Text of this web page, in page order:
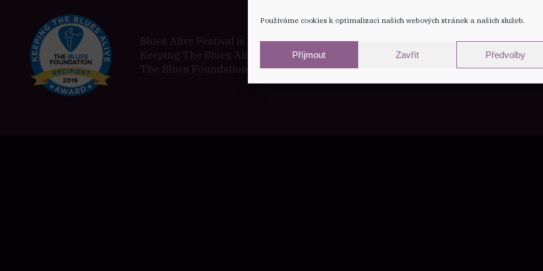
Používáme cookies k optimalizaci našich webových stránek a našich služeb.
Příjmout Zavřít Předvolby
Blues Alive Festival is a proud recipient of the
Keeping The Blues Alive award presented by
The Blues Foundation in Memphis.